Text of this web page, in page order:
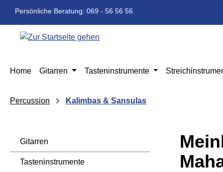
Hauptinhalt springen
Zur Suche springen
Zur Hauptnavigation springen
Persönliche Beratung: 069 - 56 56 56
Home Gitarren Tasteninstrumente
Percussion Kalimbas & Sansulas
Gitarren
Tasteninstrumente